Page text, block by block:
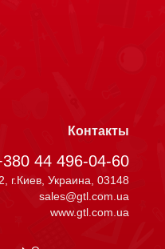
Контакты
44 496-04-60
г.Киев, Украина, 03148
sales@gtl.com.ua
www.gtl.com.ua